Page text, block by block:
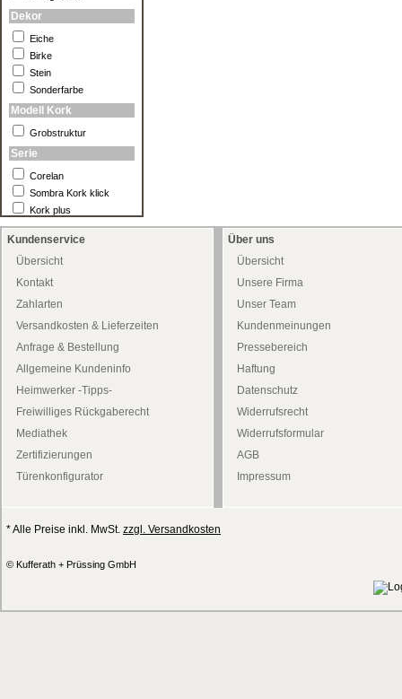
Dekor
Eiche
Birke
Stein
Sonderfarbe
Modell Kork
Grobstruktur
Serie
Corelan
Sombra Kork klick
Kork plus
Kundenservice
Übersicht
Kontakt
Zahlarten
Versandkosten & Lieferzeiten
Anfrage & Bestellung
Allgemeine Kundeninfo
Heimwerker -Tipps-
Freiwilliges Rückgaberecht
Mediathek
Zertifizierungen
Türenkonfigurator
Über uns
Übersicht
Unsere Firma
Unser Team
Kundenmeinungen
Pressebereich
Haftung
Datenschutz
Widerrufsrecht
Widerrufsformular
AGB
Impressum
* Alle Preise inkl. MwSt. zzgl. Versandkosten
© Kufferath + Prüssing GmbH